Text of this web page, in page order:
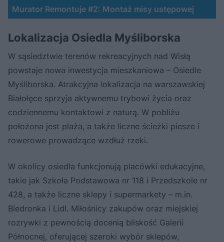
Murator Remontuje #2: Montaż misy ustępowej
Lokalizacja Osiedla Myśliborska
W sąsiedztwie terenów rekreacyjnych nad Wisłą
powstaje nowa inwestycja mieszkaniowa – Osiedle
Myśliborska. Atrakcyjna lokalizacja na warszawskiej
Białołęce sprzyja aktywnemu trybowi życia oraz
codziennemu kontaktowi z naturą. W pobliżu
położona jest plaża, a także liczne ścieżki piesze i
rowerowe prowadzące wzdłuż rzeki.
W okolicy osiedla funkcjonują placówki edukacyjne,
takie jak Szkoła Podstawowa nr 118 i Przedszkole nr
428, a także liczne sklepy i supermarkety – m.in.
Biedronka i Lidl. Miłośnicy zakupów oraz miejskiej
rozrywki z pewnością docenią bliskość Galerii
Północnej, oferującej szeroki wybór sklepów,